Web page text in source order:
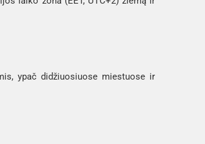
ypač didžiuosiuose miestuose ir